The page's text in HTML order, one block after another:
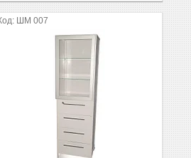
ШМ 007